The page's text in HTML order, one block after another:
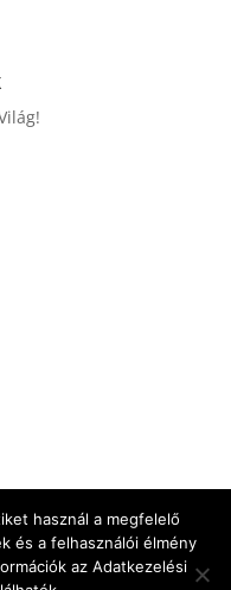
használ a megfelelő
és a felhasználói élmény
az Adatkezelési